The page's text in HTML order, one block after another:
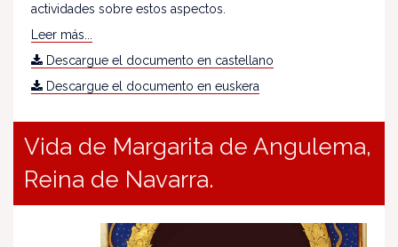
actividades sobre estos aspectos.
Leer más...
Descargue el documento en castellano
Descargue el documento en euskera
Vida de Margarita de Angulema,
Reina de Navarra.